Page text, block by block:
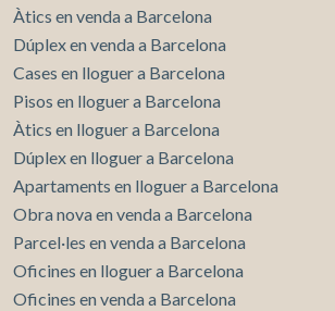
Àtics en venda a Barcelona
Dúplex en venda a Barcelona
Cases en lloguer a Barcelona
Pisos en lloguer a Barcelona
Àtics en lloguer a Barcelona
Dúplex en lloguer a Barcelona
Apartaments en lloguer a Barcelona
Obra nova en venda a Barcelona
Parcel·les en venda a Barcelona
Oficines en lloguer a Barcelona
Oficines en venda a Barcelona